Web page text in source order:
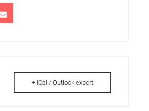
+ iCal / Outlook export